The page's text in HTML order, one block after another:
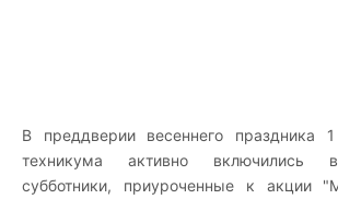
В преддверии весеннего праздника
техникума активно включились
субботники, приуроченные к акции